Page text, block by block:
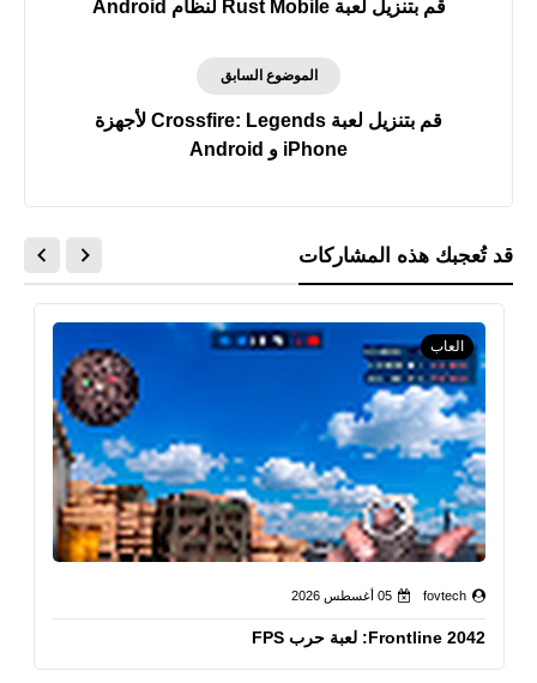
قم بتنزيل لعبة Rust Mobile لنظام Android
الموضوع السابق
قم بتنزيل لعبة Crossfire: Legends لأجهزة
iPhone و Android
قد تُعجبك هذه المشاركات
العاب
fovtech 05 أغسطس 2026
Frontline 2042: لعبة حرب FPS